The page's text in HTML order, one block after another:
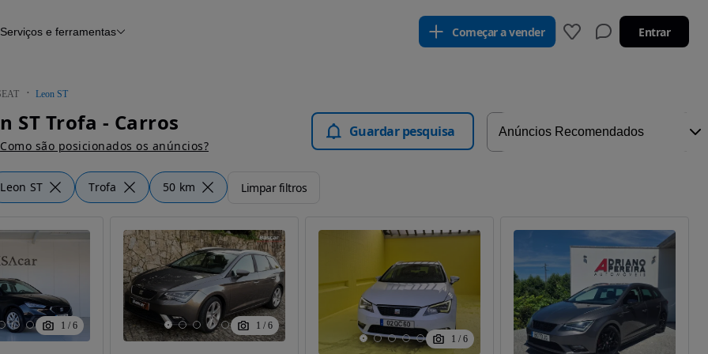
Histórico do veículo
Serviços e ferramentas Começar a vender Entrar
Leon ST
ST Trofa - Carros
Como são posicionados os anúncios?
Guardar pesquisa
Leon ST Trofa 50 km Limpar filtros
1 / 6 1 / 6
1 / 6